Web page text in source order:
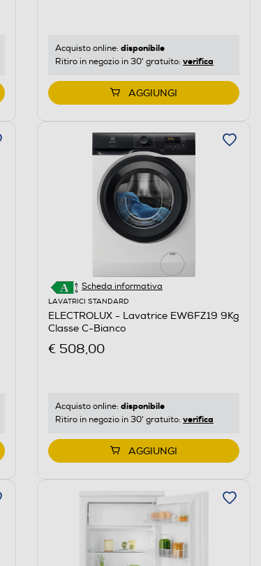
Acquisto online: disponibile
Ritiro in negozio in 30' gratuito: verifica
AGGIUNGI
Scheda informativa
LAVATRICI STANDARD
ELECTROLUX - Lavatrice EW6FZ19 9Kg
Classe C-Bianco
€ 508,00
Acquisto online: disponibile
Ritiro in negozio in 30' gratuito: verifica
AGGIUNGI